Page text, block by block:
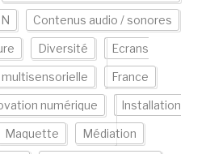
Contenus audio / sonores
Diversité Ecrans
France
numérique Installation
Maquette Médiation